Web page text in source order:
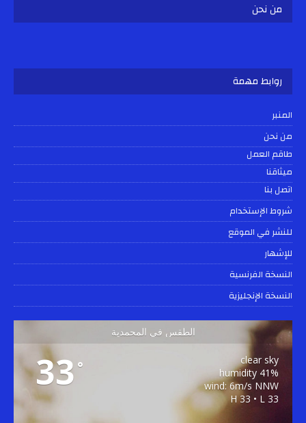
من نحن
روابط مهمة
المنبر
من نحن
طاقم العمل
ميثاقنا
اتصل بنا
شروط الإستخدام
للنشر في الموقع
للإشهار
النسخة الفرنسية
النسخة الإنجليزية
الطقس في المحمدية
33 °
clear sky
41% humidity
wind: 6m/s NNW
H 33 • L 33